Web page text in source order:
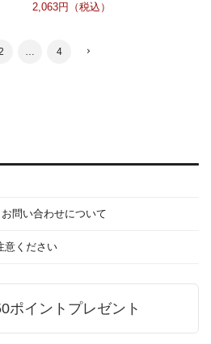
2,063
… 4
問い合わせについて
意ください
ポイントプレゼント